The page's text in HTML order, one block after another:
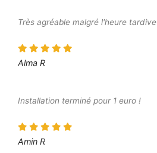
Très agréable malgré l'heure tardive
Alma R
Installation terminé pour 1 euro !
Amin R